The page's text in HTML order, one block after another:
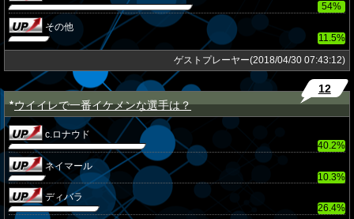
54%
その他
11.5%
ゲストプレーヤー(2018/04/30 07:43:12)
★ウイイレで一番イケメンな選手は？
12
c.ロナウド
40.2%
ネイマール
10.3%
ディバラ
26.4%